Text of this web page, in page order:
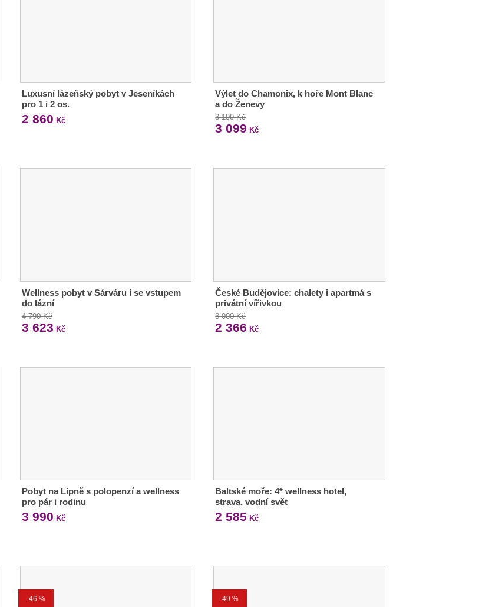
Luxusní lázeňský pobyt v Jeseníkách
pro 1 i 2 os.
2 860 Kč
Výlet do Chamonix, k hoře Mont Blanc
a do Ženevy
3 199 Kč
3 099 Kč
Wellness pobyt v Sárváru i se vstupem
do lázní
4 790 Kč
3 623 Kč
České Budějovice: chalety i apartmá s
privátní vířivkou
3 000 Kč
2 366 Kč
Pobyt na Lipně s polopenzí a wellness
pro pár i rodinu
3 990 Kč
Baltské moře: 4* wellness hotel,
strava, vodní svět
2 585 Kč
-46 % -49 %